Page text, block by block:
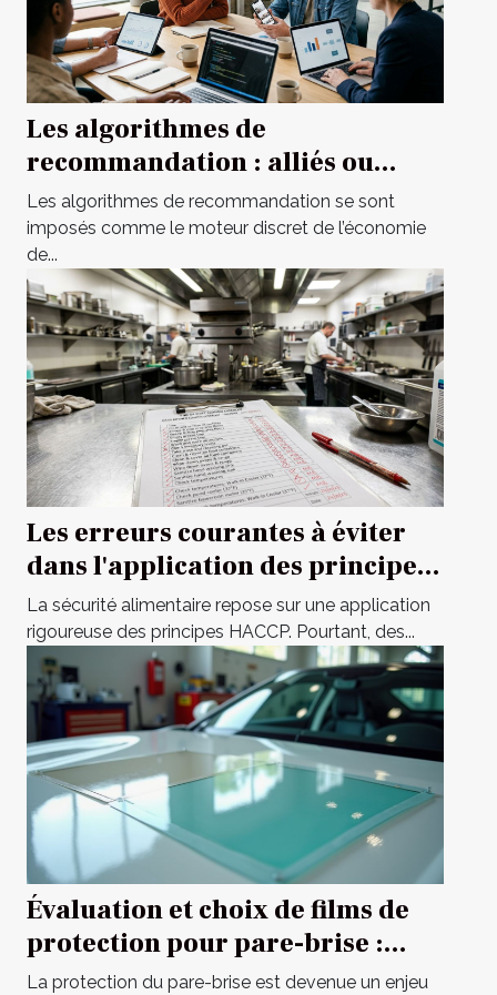
Les algorithmes de
recommandation : alliés ou
mirages pour le marketing
digital ?
Les algorithmes de recommandation se sont
imposés comme le moteur discret de l’économie
de...
Les erreurs courantes à éviter
dans l'application des principes
HACCP
La sécurité alimentaire repose sur une application
rigoureuse des principes HACCP. Pourtant, des...
Évaluation et choix de films de
protection pour pare-brise :
guide complet
La protection du pare-brise est devenue un enjeu